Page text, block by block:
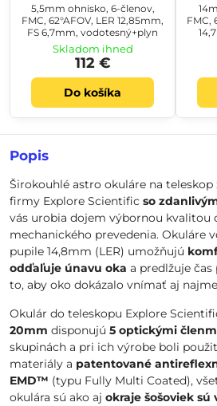
Popis
Širokouhlé astro okuláre na teleskop
firmy Explore Scientific so
vás urobia dojem výbornou kvalitou
mechanického prevedenia. Okuláre
pupile 14,8mm (LER) umožňujú
odďaľuje únavu oka a predlžuje
to, aby oko dokázalo vnímať aj
Okulár do teleskopu Explore
20mm disponujú 5 optickými
skupinách a pri ich výrobe boli
materiály a patentované
EMD™ (typu Fully Multi Coated),
okulára sú ako aj okraje šošoviek sú
5,5mm ohnisko, 6-členov,
FMC, 62°AFOV, LER 12,85mm,
FS 6,7mm, vodotesný+plyn
Skladom ihneď
112 €
Do košíka
FMC,